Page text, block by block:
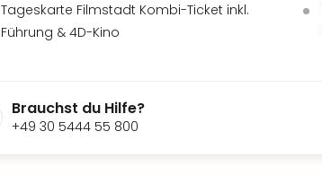
Tageskarte Filmstadt Kombi-Ticket inkl.
Führung & 4D-Kino
Brauchst du Hilfe?
+49 30 5444 55 800